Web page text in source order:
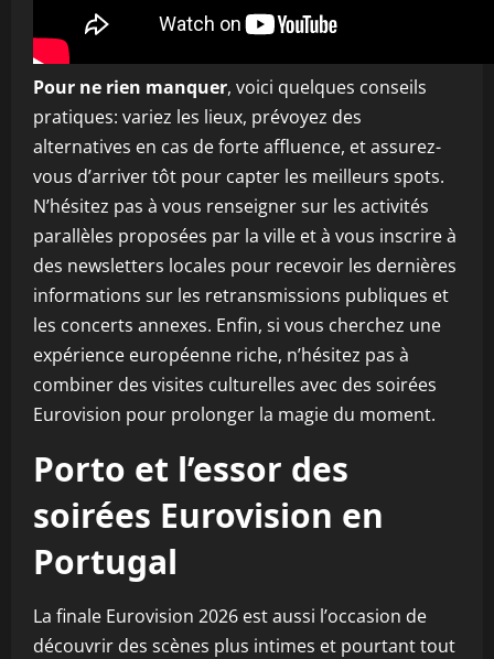
Pour ne rien manquer, voici quelques conseils
pratiques: variez les lieux, prévoyez des
alternatives en cas de forte affluence, et assurez-
vous d’arriver tôt pour capter les meilleurs spots.
N’hésitez pas à vous renseigner sur les activités
parallèles proposées par la ville et à vous inscrire à
des newsletters locales pour recevoir les dernières
informations sur les retransmissions publiques et
les concerts annexes. Enfin, si vous cherchez une
expérience européenne riche, n’hésitez pas à
combiner des visites culturelles avec des soirées
Eurovision pour prolonger la magie du moment.
Porto et l’essor des
soirées Eurovision en
Portugal
La finale Eurovision 2026 est aussi l’occasion de
découvrir des scènes plus intimes et pourtant tout